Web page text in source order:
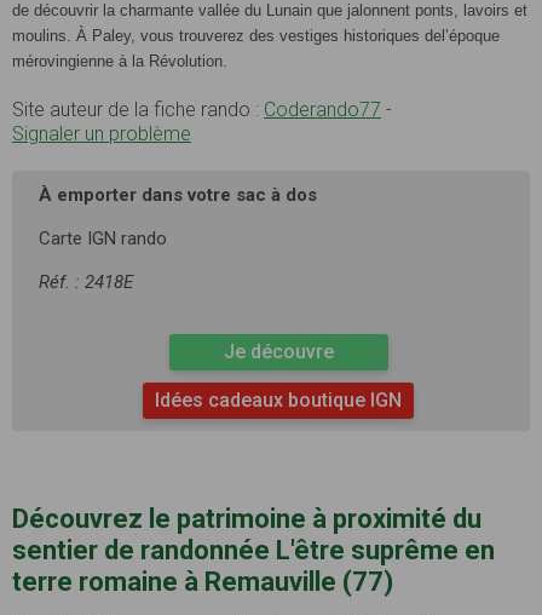
de découvrir la charmante vallée du Lunain que jalonnent ponts, lavoirs et
moulins. À Paley, vous trouverez des vestiges historiques de l’époque
mérovingienne à la Révolution.
Site auteur de la fiche rando : Coderando77 -
Signaler un problème
À emporter dans votre sac à dos
Carte IGN rando
Réf. : 2418E
Je découvre
Idées cadeaux boutique IGN
Découvrez le patrimoine à proximité du
sentier de randonnée L'être suprême en
terre romaine à Remauville (77)